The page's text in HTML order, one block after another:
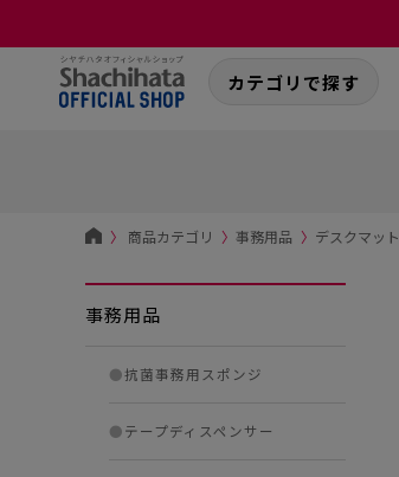
カテゴリで探す
〉 商品カテゴリ 〉事務用品 〉 デスクマット
事務用品
●抗菌事務用スポンジ
●テープディスペンサー